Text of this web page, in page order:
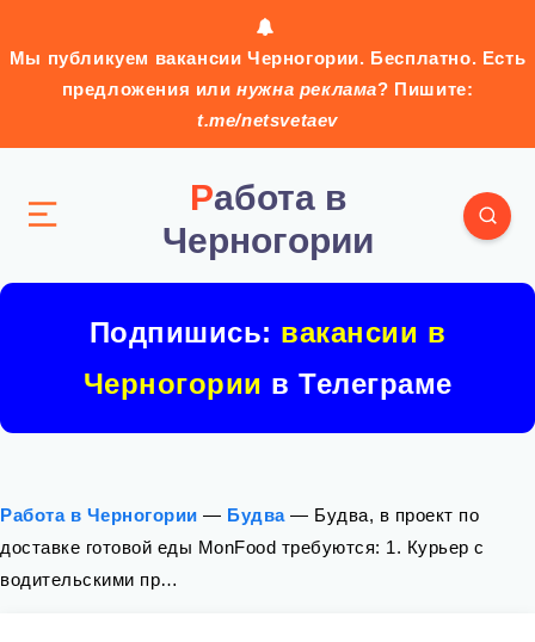
Мы публикуем вакансии Черногории. Бесплатно. Есть
предложения илинужна реклама? Пишите:
t.me/netsvetaev
Работа в
Черногории
Подпишись: вакансии в
Черногории в Телеграме
Работа в Черногории — Будва— Будва, в проект по
доставке готовой еды MonFood требуются: 1. Курьер с
водительскими пр…